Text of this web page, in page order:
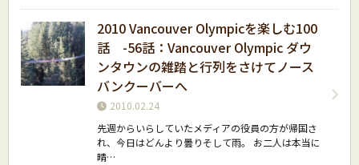
2010 Vancouver Olympicを楽しむ100
話 -56話：Vancouver Olympic ダウ
ンタウンの雑踏と行列をさけてノース
バンクーバーへ
2010.02.24
先週からいらしていたメディアの役員の方が帰国さ
れ、今日はどんより曇りそして雨。 お二人は本当に
晴…